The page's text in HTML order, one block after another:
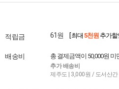
적립금 61원 [ 최대 5천원 추가할
배송비 총 결제금액이 50,000원
추가 배송비
제주도 | 3,000원 / 도서산